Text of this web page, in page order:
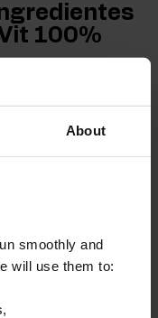
About
smoothly and
will use them to:
100%